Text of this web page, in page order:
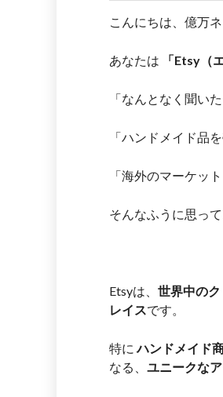
こんにちは、億万ネ
あなたは 「Etsy（
「なんとなく聞い
「ハンドメイド品
「海外のマーケッ
そんなふうに思っ
Etsyは、 世界中の
レイスです。
特にハンドメイド
なる、 ユニークな